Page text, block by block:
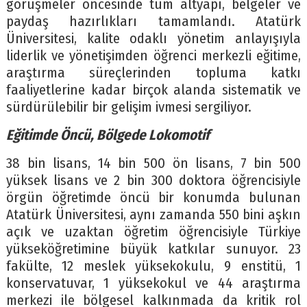
görüşmeler öncesinde tüm altyapı, belgeler ve
paydaş hazırlıkları tamamlandı. Atatürk
Üniversitesi, kalite odaklı yönetim anlayışıyla
liderlik ve yönetişimden öğrenci merkezli eğitime,
araştırma süreçlerinden topluma katkı
faaliyetlerine kadar birçok alanda sistematik ve
sürdürülebilir bir gelişim ivmesi sergiliyor.
Eğitimde Öncü, Bölgede Lokomotif
38 bin lisans, 14 bin 500 ön lisans, 7 bin 500
yüksek lisans ve 2 bin 300 doktora öğrencisiyle
örgün öğretimde öncü bir konumda bulunan
Atatürk Üniversitesi, aynı zamanda 550 bini aşkın
açık ve uzaktan öğretim öğrencisiyle Türkiye
yükseköğretimine büyük katkılar sunuyor. 23
fakülte, 12 meslek yüksekokulu, 9 enstitü, 1
konservatuvar, 1 yüksekokul ve 44 araştırma
merkezi ile bölgesel kalkınmada da kritik rol